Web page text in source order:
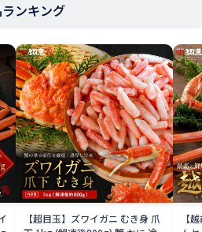
ンキング
【超目玉】ズワイガニ むき身 爪
【